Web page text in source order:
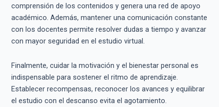
comprensión de los contenidos y genera una red de apoyo
académico. Además, mantener una comunicación constante
con los docentes permite resolver dudas a tiempo y avanzar
con mayor seguridad en el estudio virtual.
Finalmente, cuidar la motivación y el bienestar personal es
indispensable para sostener el ritmo de aprendizaje.
Establecer recompensas, reconocer los avances y equilibrar
el estudio con el descanso evita el agotamiento.